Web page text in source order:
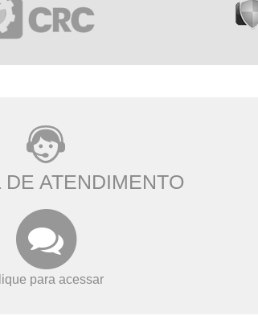
DE ATENDIMENTO
para acessar